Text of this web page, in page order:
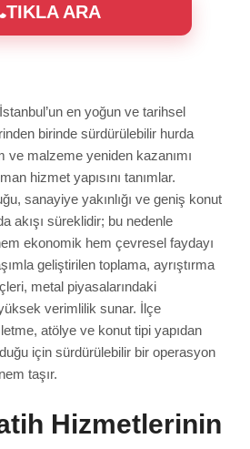
TIKLA ARA
en yoğun ve tarihsel
birinde sürdürülebilir hurda
ve malzeme yeniden kazanımı
hizmet yapısını tanımlar.
sanayiye yakınlığı ve geniş konut
akışı süreklidir; bu nedenle
ekonomik hem çevresel faydayı
geliştirilen toplama, ayrıştırma
metal piyasalarındaki
verimlilik sunar. İlçe
atölye ve konut tipi yapıdan
için sürdürülebilir bir operasyon
taşır.
Hizmetlerinin